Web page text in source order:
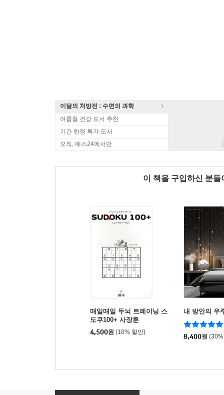
이달의 처방전 : 수면의 과학
여름철 건강 도서 추천
기간 한정 특가 도서
오직, 예스24에서만
이 책을 구입하신 분
매일매일 두뇌 트레이닝 스
도쿠100+ 사장툰
4,500원 (10% 할인)
내 방안의 우
8,400원